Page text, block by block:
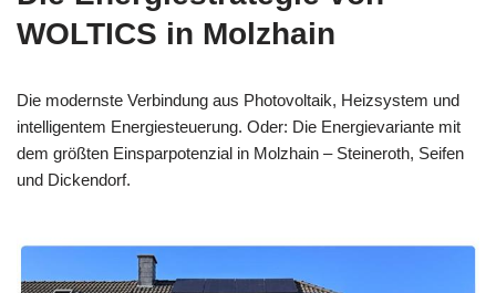
WOLTICS in Molzhain
Die modernste Verbindung aus Photovoltaik, Heizsystem und
intelligentem Energiesteuerung. Oder: Die Energievariante mit
dem größten Einsparpotenzial in Molzhain – Steineroth, Seifen
und Dickendorf.